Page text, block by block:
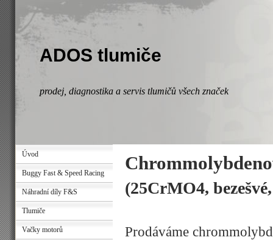
ADOS tlumiče
prodej, diagnostika a servis tlumičů všech značek
Úvod
Buggy Fast & Speed Racing
Náhradní díly F&S
Tlumiče
Vačky motorů
(25CrMO4,
Prodáváme